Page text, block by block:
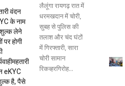
वंदन
के नाम
लेने
पर होगी
eKYC
है, पैसे
लैलूंगा रायगढ़ रात में
धरमखदान में चोरी,
सुबह से पुलिस की
तलाश और चंद घंटों
में गिरफ्तारी, सारा
चोरी सामान
रिकव्हरगिरोह...